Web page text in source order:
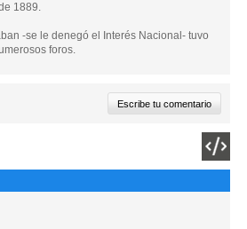
1889.
-se le denegó el Interés Nacional- tuvo
foros.